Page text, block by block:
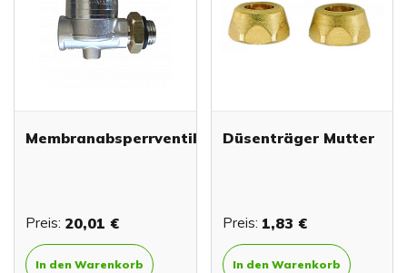
Membranabsperrventil
Preis: 20,01 €
In den Warenkorb
Düsenträger Mutter
Preis: 1,83 €
In den Warenkorb